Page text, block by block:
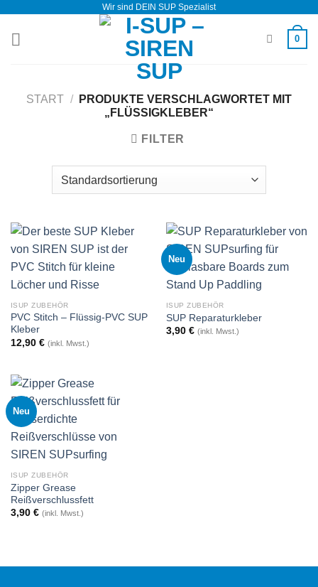
springen
Wir sind DEIN SUP Spezialist
0
START /
PRODUKTE VERSCHLAGWORTET MIT
„FLÜSSIGKLEBER“
FILTER
ISUP ZUBEHÖR
PVC Stitch – Flüssig-PVC SUP
Kleber
12,90 € (inkl. Mwst.)
Neu
ISUP ZUBEHÖR
SUP Reparaturkleber
3,90 € (inkl. Mwst.)
Neu
ISUP ZUBEHÖR
Zipper Grease
Reißverschlussfett
3,90 € (inkl. Mwst.)